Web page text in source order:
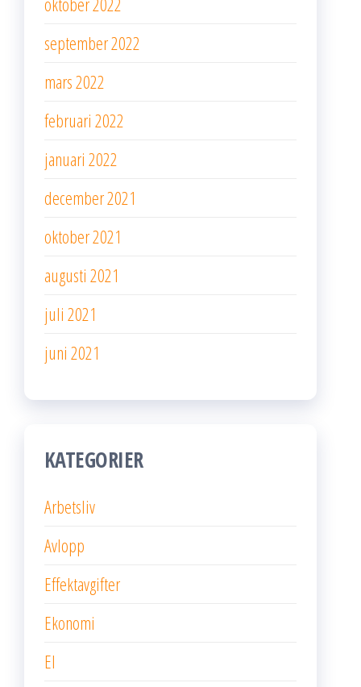
september 2022
mars 2022
februari 2022
januari 2022
december 2021
oktober 2021
augusti 2021
juli 2021
juni 2021
KATEGORIER
Arbetsliv
Avlopp
Effektavgifter
Ekonomi
El